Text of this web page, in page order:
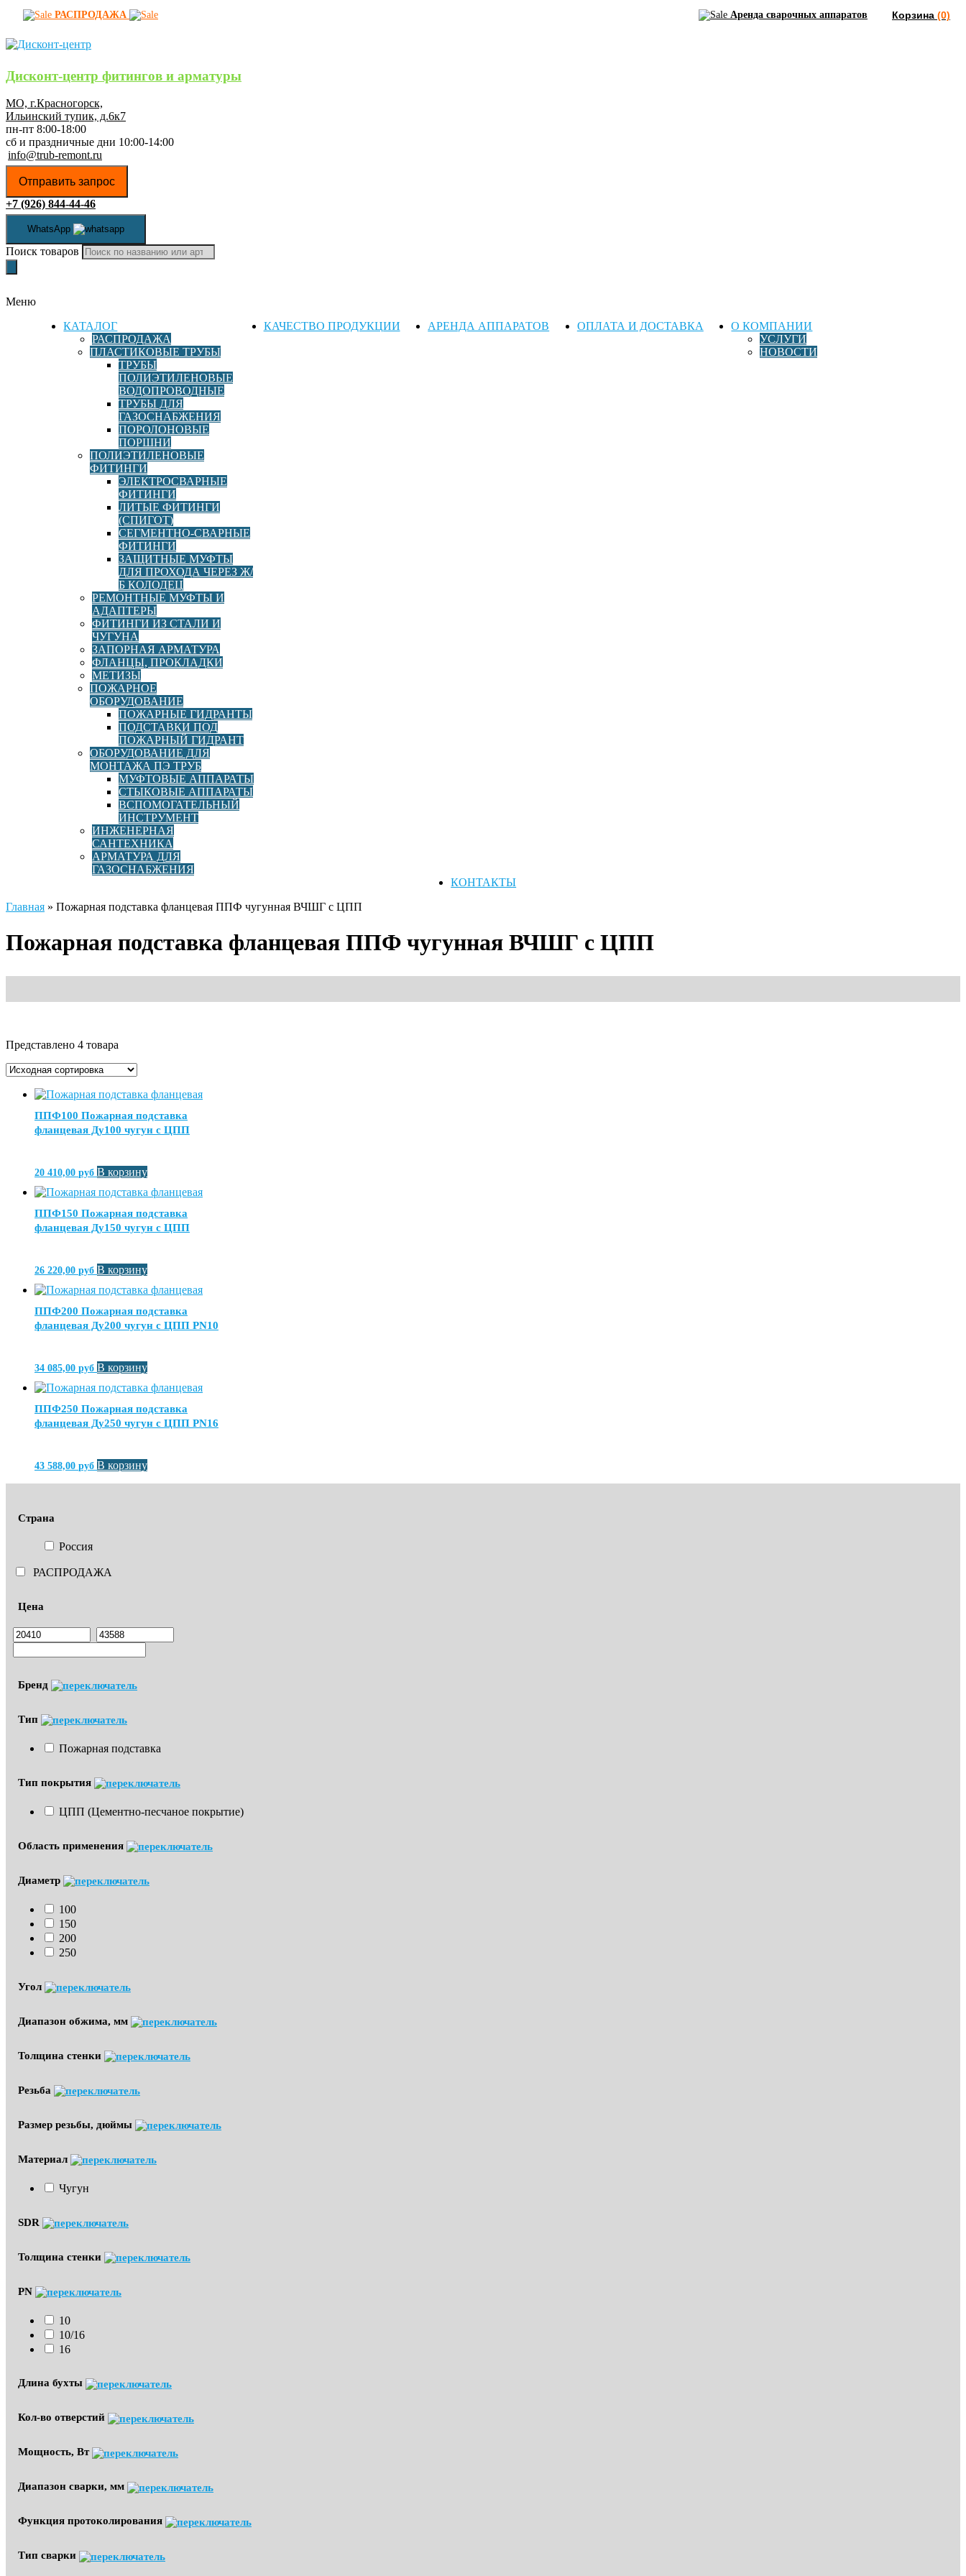
РАСПРОДАЖА Аренда сварочных аппаратов Корзина (0)
Дисконт-центр фитингов и арматуры
МО, г.Красногорск,
Ильинский тупик, д.6к7
пн-пт 8:00-18:00
сб и праздничные дни 10:00-14:00
info@trub-remont.ru
Отправить запрос
+7 (926) 844-44-46
WhatsApp
Поиск товаров
Меню
КАТАЛОГ
РАСПРОДАЖА
ПЛАСТИКОВЫЕ ТРУБЫ
ТРУБЫ
ПОЛИЭТИЛЕНОВЫЕ
ВОДОПРОВОДНЫЕ
ТРУБЫ ДЛЯ
ГАЗОСНАБЖЕНИЯ
ПОРОЛОНОВЫЕ
ПОРШНИ
ПОЛИЭТИЛЕНОВЫЕ
ФИТИНГИ
ЭЛЕКТРОСВАРНЫЕ
ФИТИНГИ
ЛИТЫЕ ФИТИНГИ
(СПИГОТ)
СЕГМЕНТНО-СВАРНЫЕ
ФИТИНГИ
ЗАЩИТНЫЕ МУФТЫ
ДЛЯ ПРОХОДА ЧЕРЕЗ Ж/
Б КОЛОДЕЦ
РЕМОНТНЫЕ МУФТЫ И
АДАПТЕРЫ
ФИТИНГИ ИЗ СТАЛИ И
ЧУГУНА
ЗАПОРНАЯ АРМАТУРА
ФЛАНЦЫ, ПРОКЛАДКИ
МЕТИЗЫ
ПОЖАРНОЕ
ОБОРУДОВАНИЕ
ПОЖАРНЫЕ ГИДРАНТЫ
ПОДСТАВКИ ПОД
ПОЖАРНЫЙ ГИДРАНТ
ОБОРУДОВАНИЕ ДЛЯ
МОНТАЖА ПЭ ТРУБ
МУФТОВЫЕ АППАРАТЫ
СТЫКОВЫЕ АППАРАТЫ
ВСПОМОГАТЕЛЬНЫЙ
ИНСТРУМЕНТ
ИНЖЕНЕРНАЯ
САНТЕХНИКА
АРМАТУРА ДЛЯ
ГАЗОСНАБЖЕНИЯ
КАЧЕСТВО ПРОДУКЦИИ АРЕНДА АППАРАТОВ ОПЛАТА И ДОСТАВКА
О КОМПАНИИ
УСЛУГИ
НОВОСТИ
КОНТАКТЫ
Главная » Пожарная подставка фланцевая ППФ чугунная ВЧШГ с ЦПП
Пожарная подставка фланцевая ППФ чугунная ВЧШГ с ЦПП
Представлено 4 товара
ППФ100 Пожарная подставка
фланцевая Ду100 чугун с ЦПП
20 410,00 руб В корзину
ППФ150 Пожарная подставка
фланцевая Ду150 чугун с ЦПП
26 220,00 руб В корзину
ППФ200 Пожарная подставка
фланцевая Ду200 чугун с ЦПП PN10
34 085,00 руб В корзину
ППФ250 Пожарная подставка
фланцевая Ду250 чугун с ЦПП PN16
43 588,00 руб В корзину
Страна
Россия
РАСПРОДАЖА
Цена
Бренд
Тип
Пожарная подставка
Тип покрытия
ЦПП (Цементно-песчаное покрытие)
Область применения
Диаметр
100
150
200
250
Угол
Диапазон обжима, мм
Толщина стенки
Резьба
Размер резьбы, дюймы
Материал
Чугун
SDR
Толщина стенки
PN
10
10/16
16
Длина бухты
Кол-во отверстий
Мощность, Вт
Диапазон сварки, мм
Функция протоколирования
Тип сварки